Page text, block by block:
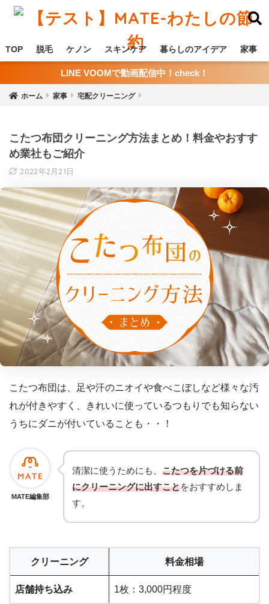
TOP 脱毛 ケノン スキンケア 暮らしのアイデア 家事
LINE VOOMで動画配信中！check！
ホーム 家事 宅配クリーニング
こたつ布団クリーニング方法まとめ！料金やおすす
め業社もご紹介
2022年2月21日
こたつ布団は、足や汗のニオイや食べこぼしなど様々な汚
れが付きやすく、きれいに使っているつもりでも知らない
うちにダニが付いていることも・・！
MATE編集部
清潔に使うためにも、 こたつを片づける前
にクリーニングに出すことをおすすめしま
す。
クリーニング 料金相場
店舗持ち込み 1枚：3,000円程度